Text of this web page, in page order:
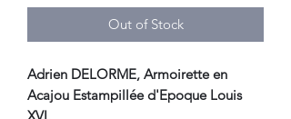
Out of Stock
Adrien DELORME, Armoirette en
Acajou Estampillée d'Epoque Louis